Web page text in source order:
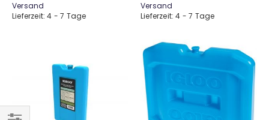
Versand
Lieferzeit: 4 - 7 Tage
Versand
Lieferzeit: 4 - 7 Tage